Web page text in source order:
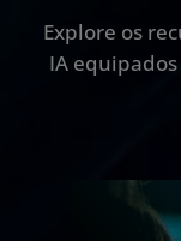
Explore os
IA equipados